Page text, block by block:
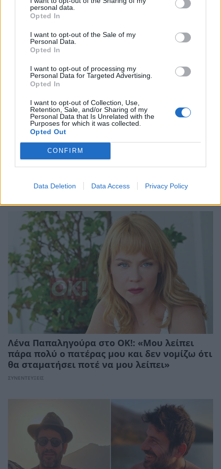
personal data.
Opted In
I want to opt-out of the Sale of my
Personal Data.
Opted In
I want to opt-out of processing my
Personal Data for Targeted Advertising.
Opted In
I want to opt-out of Collection, Use,
Retention, Sale, and/or Sharing of my
Personal Data that Is Unrelated with the
Purposes for which it was collected.
Opted Out
CONFIRM
Data Deletion Data Access Privacy Policy
Ιωάννα Μαλέσκου: Ποζάρει με εντυπωσιακό
CELEBRITIES
ΔΕΙΤΕ ΑΚΟΜΑ
ΙΩΑΝΝΑ ΜΑΛΕΣΚΟΥ
Λένα Παπαληγούρα στο ΟΚ!: «Μου λείπει
πάρα πολύ ο πατέρας μου και δεν νομίζω ότι
θα σταματήσει ποτέ να μου λείπει»
ΣΥΝΕΝΤΕΥΞΕΙΣ